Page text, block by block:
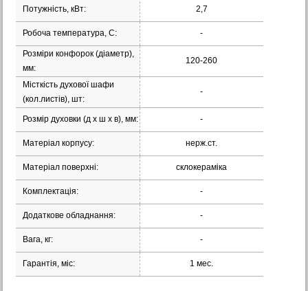
Потужність, кВт: 2,7
Робоча температура, С: -
Розміри конфорок (діаметр),
мм:
120-260
Місткість духової шафи
(кол.листів), шт:
-
Розмір духовки (д х ш х в), мм: -
Матеріал корпусу: нерж.ст.
Матеріал поверхні: склокераміка
Комплектація: -
Додаткове обладнання: -
Вага, кг: -
Гарантія, міс: 1 мес.